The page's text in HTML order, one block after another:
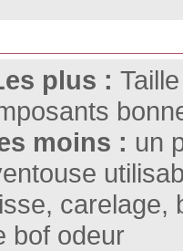
plus :
moins : un
carelage,
bof odeur